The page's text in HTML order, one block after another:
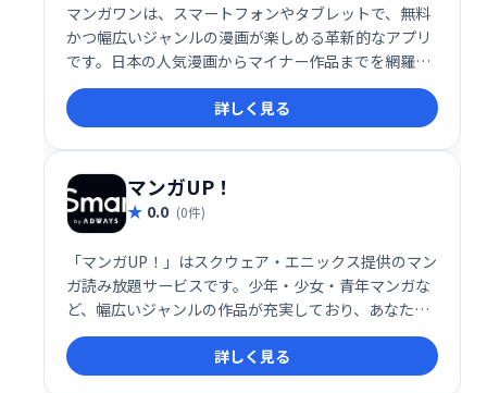
マンガワンは、スマートフォンやタブレットで、無料
かつ幅広いジャンルの漫画が楽しめる革新的なアプリ
です。日本の人気漫画からマイナー作品までを網羅し
た豊富なラインナップが楽しめます。新作から懐かし
の名作まで、毎日更新されるコンテンツは、いつでも
最新の漫画を楽しめます。
詳しく見る
マンガUP！
0.0 (0件)
「マンガUP！」はスクウェア・エニックス提供のマン
ガ読み放題サービスです。少年・少女・青年マンガな
ど、幅広いジャンルの作品が充実しており、あなたに
ぴったりの作品が見つかる推薦機能も搭載。新しいマ
ンガとの出会いを提供し、読み応えのある時間を約束
します。
詳しく見る